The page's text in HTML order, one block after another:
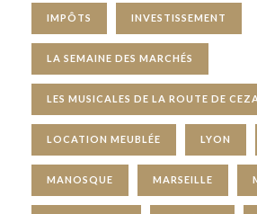
IMPÔTS INVESTISSEMENT
LA SEMAINE DES MARCHÉS
LES MUSICALES DE LA ROUTE DE
LOCATION MEUBLÉE LYON
MANOSQUE MARSEILLE